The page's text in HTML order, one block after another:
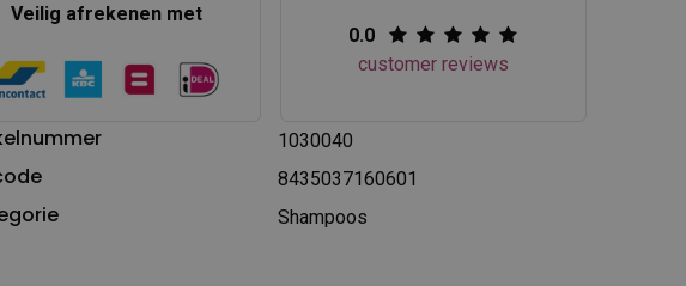
Veilig afrekenen met
0.0
customer reviews
1030040
8435037160601
Shampoos